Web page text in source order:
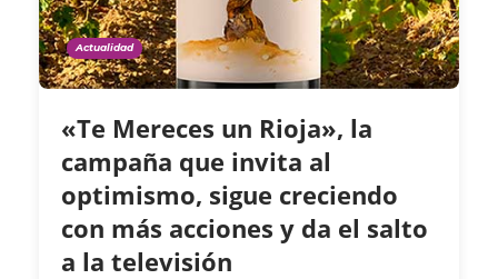
Actualidad
«Te Mereces un Rioja», la
campaña que invita al
optimismo, sigue creciendo
con más acciones y da el salto
a la televisión